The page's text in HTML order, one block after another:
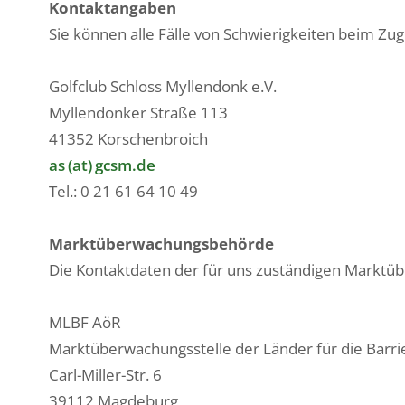
Kontaktangaben
Sie können alle Fälle von Schwierigkeiten beim
Golfclub Schloss Myllendonk e.V.
Myllendonker Straße 113
41352 Korschenbroich
as (at) gcsm.de
Tel.: 0 21 61 64 10 49
Marktüberwachungsbehörde
Die Kontaktdaten der für uns zuständigen
MLBF AöR
Marktüberwachungsstelle der Länder für die
Carl-Miller-Str. 6
39112 Magdeburg